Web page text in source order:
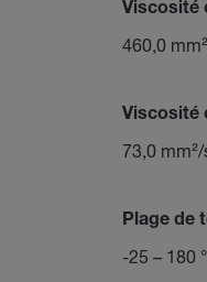
Viscosité
460,0
Viscosité
73,0 mm²/
Plage de
-25 – 180